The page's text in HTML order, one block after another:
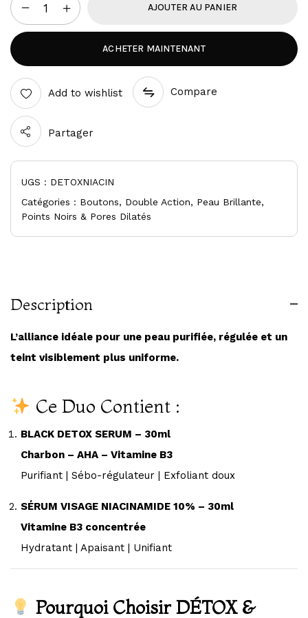
AJOUTER AU PANIER
ACHETER MAINTENANT
Add to wishlist Compare
Partager
UGS : DETOXNIACIN
Catégories : Boutons, Double Action, Peau Brillante,
Points Noirs & Pores Dilatés
Description
L’alliance idéale pour une peau purifiée, régulée et un
teint visiblement plus uniforme.
Ce Duo Contient :
BLACK DETOX SERUM – 30ml
Charbon – AHA – Vitamine B3
Purifiant | Sébo-régulateur | Exfoliant doux
SÉRUM VISAGE NIACINAMIDE 10% – 30ml
Vitamine B3 concentrée
Hydratant | Apaisant | Unifiant
Pourquoi Choisir DÉTOX &